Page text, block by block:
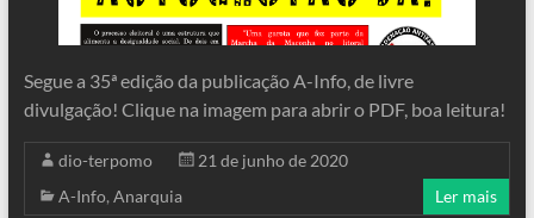
Segue a 35ª edição da publicação A-Info, de livre
divulgação! Clique na imagem para abrir o PDF, boa leitura!
dio-terpomo
21 de junho de 2020
A-Info, Anarquia Ler mais